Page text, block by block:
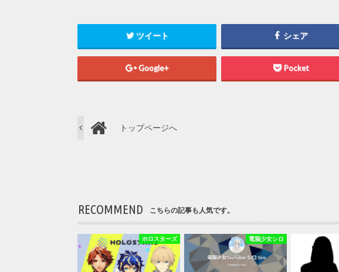
ツイート シェア
Google+ Pocket
トップページへ
RECOMMEND こちらの記事も人気です。
ホロスターズ 電脳少女シロ